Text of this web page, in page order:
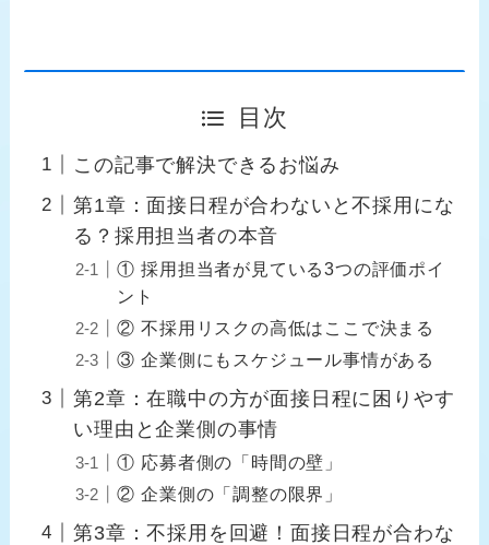
目次
この記事で解決できるお悩み
第1章：面接日程が合わないと不採用にな
る？採用担当者の本音
① 採用担当者が見ている3つの評価ポイ
ント
② 不採用リスクの高低はここで決まる
③ 企業側にもスケジュール事情がある
第2章：在職中の方が面接日程に困りやす
い理由と企業側の事情
① 応募者側の「時間の壁」
② 企業側の「調整の限界」
第3章：不採用を回避！面接日程が合わな